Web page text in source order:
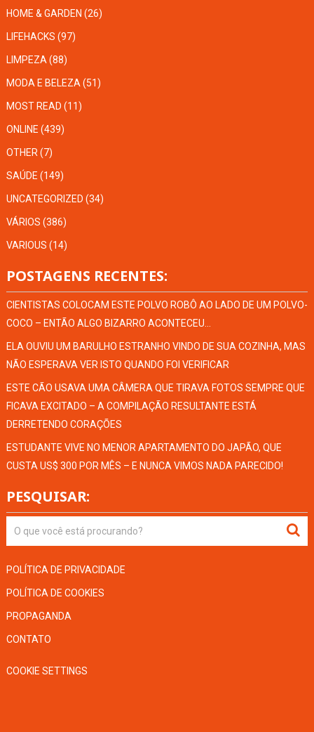
HOME & GARDEN (26)
LIFEHACKS (97)
LIMPEZA (88)
MODA E BELEZA (51)
MOST READ (11)
ONLINE (439)
OTHER (7)
SAÚDE (149)
UNCATEGORIZED (34)
VÁRIOS (386)
VARIOUS (14)
POSTAGENS RECENTES:
CIENTISTAS COLOCAM ESTE POLVO ROBÔ AO LADO DE UM POLVO-
COCO – ENTÃO ALGO BIZARRO ACONTECEU…
ELA OUVIU UM BARULHO ESTRANHO VINDO DE SUA COZINHA, MAS
NÃO ESPERAVA VER ISTO QUANDO FOI VERIFICAR
ESTE CÃO USAVA UMA CÂMERA QUE TIRAVA FOTOS SEMPRE QUE
FICAVA EXCITADO – A COMPILAÇÃO RESULTANTE ESTÁ
DERRETENDO CORAÇÕES
ESTUDANTE VIVE NO MENOR APARTAMENTO DO JAPÃO, QUE
CUSTA US$ 300 POR MÊS – E NUNCA VIMOS NADA PARECIDO!
PESQUISAR:
POLÍTICA DE PRIVACIDADE
POLÍTICA DE COOKIES
PROPAGANDA
CONTATO
COOKIE SETTINGS